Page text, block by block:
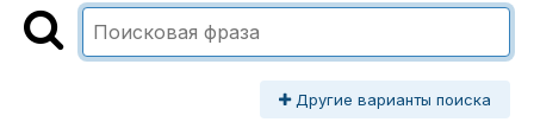
Другие варианты поиска